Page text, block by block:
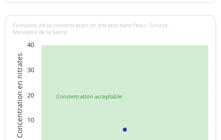
Concentration acceptable
Concentration en nitrates
Evolution de la concentration en nitrates dans l'eau - Source :
Ministère de la Santé
10
20
30
40